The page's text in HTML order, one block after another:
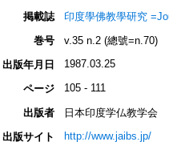
掲載誌
印度學佛教學研究
巻号
v.35 n.2 (總號=n.70)
出版年月日
1987.03.25
ページ 105 - 111
出版者
日本印度学仏教学会
出版サイト
http://www.jaibs.jp/